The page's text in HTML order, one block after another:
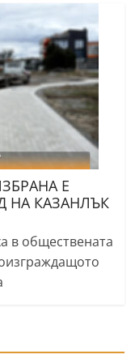
Е
НА КАЗАНЛЪК
в обществената